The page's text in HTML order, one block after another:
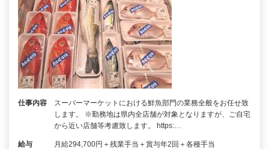
仕事内容
スーパーマーケットにおける鮮魚部門の業務全般をお任せ致
します。 ※勤務地は県内全店舗が対象となりますが、ご自宅
から近い店舗等考慮致します。 https:…
給与 月給294,700円＋残業手当＋賞与年2回＋各種手当